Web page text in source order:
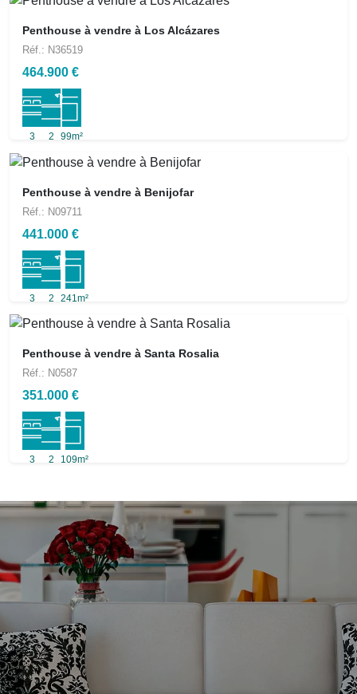
Penthouse à vendre à Los Alcázares
Réf.: N36519
464.900 €
3 2 99m²
Penthouse à vendre à Benijofar
Réf.: N09711
441.000 €
3 2 241m²
Penthouse à vendre à Santa Rosalia
Réf.: N0587
351.000 €
3 2 109m²